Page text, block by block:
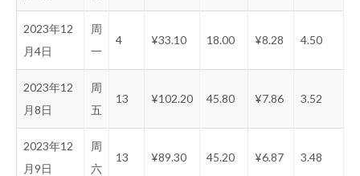
2023年12
月4日
周
一
4 ¥33.10 18.00 ¥8.28 4.50
2023年12
月8日
周
五
13 ¥102.20 45.80 ¥7.86 3.52
2023年12
月9日
周
六
13 ¥89.30 45.20 ¥6.87 3.48